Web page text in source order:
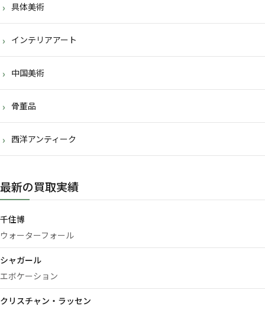
具体美術
インテリアアート
中国美術
骨董品
西洋アンティーク
最新の買取実績
千住博
ウォーターフォール
シャガール
エボケーション
クリスチャン・ラッセン